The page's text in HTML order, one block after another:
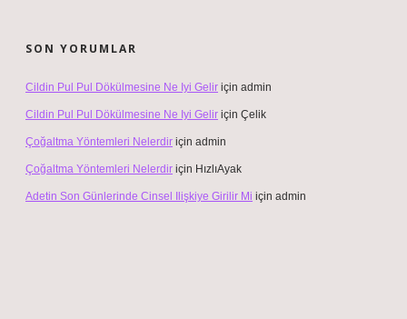
SON YORUMLAR
Cildin Pul Pul Dökülmesine Ne Iyi Gelir için admin
Cildin Pul Pul Dökülmesine Ne Iyi Gelir için Çelik
Çoğaltma Yöntemleri Nelerdir için admin
Çoğaltma Yöntemleri Nelerdir için HızlıAyak
Adetin Son Günlerinde Cinsel Ilişkiye Girilir Mi için admin